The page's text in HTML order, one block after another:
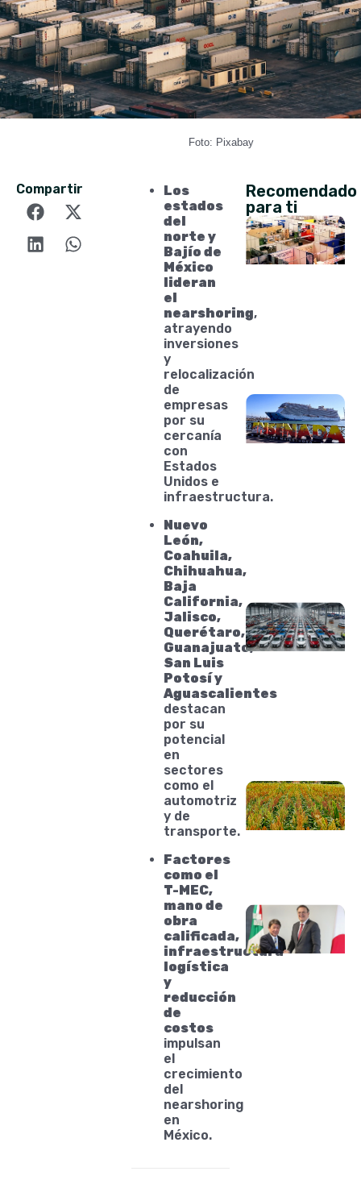
Foto: Pixabay
Compartir
Los
estados
del
norte y
Bajío de
México
lideran
el
nearshoring,
atrayendo
inversiones
y
relocalización
de
empresas
por su
cercanía
con
Estados
Unidos e
infraestructura.
Nuevo
León,
Coahuila,
Chihuahua,
Baja
California,
Jalisco,
Querétaro,
Guanajuato,
San Luis
Potosí y
Aguascalientes
destacan
por su
potencial
en
sectores
como el
automotriz
y de
transporte.
Factores
como el
T-MEC,
mano de
obra
calificada,
infraestructura
logística
y
reducción
de
costos
impulsan
el
crecimiento
del
nearshoring
en
México.
Recomendado
para ti